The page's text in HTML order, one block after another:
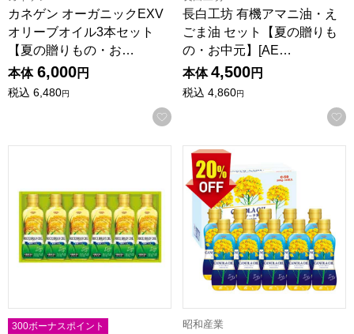
カネゲン オーガニックEXV
オリーブオイル3本セット
【夏の贈りもの・お…
本体 6,000円
税込 6,480円
お気に入りに登録する
長白工坊 有機アマニ油・え
ごま油 セット【夏の贈りも
の・お中元】[AE…
本体 4,500円
税込 4,860円
昭和産業 こめ油ギフトセット【夏の贈りもの・お中元】
300ボーナスポイント
昭和産業 キャノーラオイル
昭和産業